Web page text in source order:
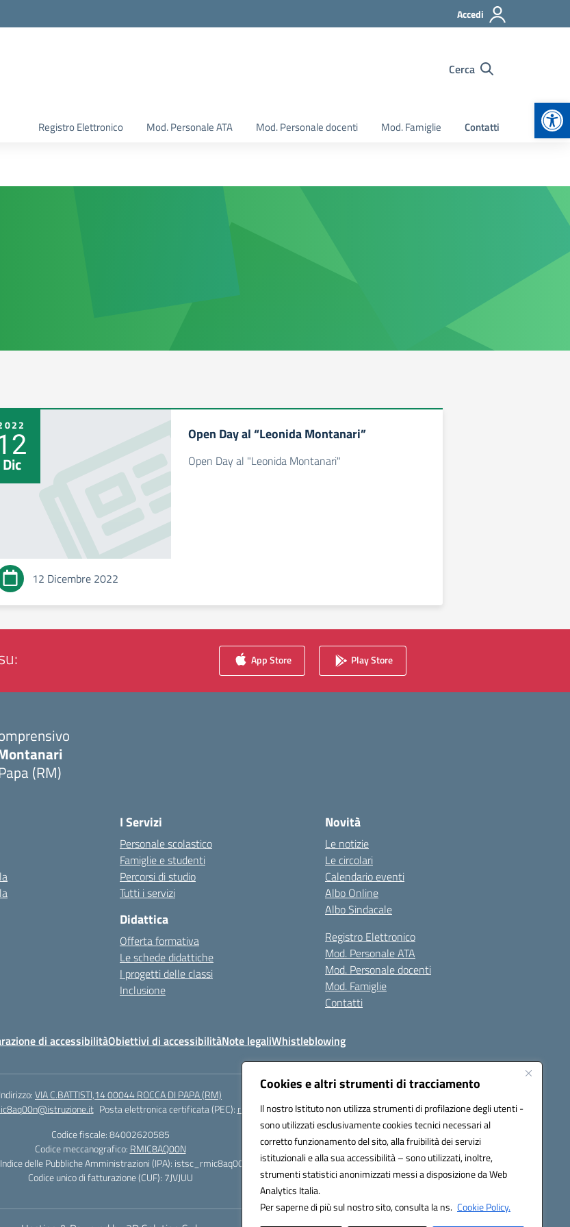
Cookies e altri strumenti di tracciamento
Il nostro Istituto non utilizza strumenti di profilazione degli utenti -
sono utilizzati esclusivamente cookies tecnici necessari al
corretto funzionamento del sito, alla fruibilità dei servizi
istituzionali e alla sua accessibilità – sono utilizzati, inoltre,
strumenti statistici anonimizzati messi a disposizione da Web
Analytics Italia.
Per saperne di più sul nostro sito, consulta la ns. Cookie Policy.
Accedi
Cerca
Registro Elettronico Mod. Personale ATA Mod. Personale docenti Mod. Famiglie Contatti
Dic
Open Day al “Leonida Montanari”
Open Day al "Leonida Montanari"
12 Dicembre 2022
App Store Play Store
(RM)
I Servizi
Personale scolastico
Famiglie e studenti
Percorsi di studio
Tutti i servizi
Didattica
Offerta formativa
Le schede didattiche
I progetti delle classi
Inclusione
Novità
Le notizie
Le circolari
Calendario eventi
Albo Online
Albo Sindacale
Registro Elettronico
Mod. Personale ATA
Mod. Personale docenti
Mod. Famiglie
Contatti
di accessibilitàObiettivi di accessibilitàNote legaliWhistleblowing
Indirizzo:VIA C.BATTISTI,14 00044 ROCCA DI PAPA (RM)
Posta elettronica certificata (PEC): rmic8aq00n@pec.istruzione.it
Codice fiscale: 84002620585
Codice meccanografico: RMIC8AQ00N
delle Pubbliche Amministrazioni (IPA): istsc_rmic8aq00n
Codice unico di fatturazione (CUF): 7JVJUU